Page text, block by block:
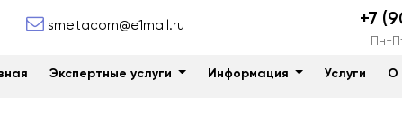
smetacom@e1mail.ru +7
Пн-
Экспертные услуги Информация Услуги О